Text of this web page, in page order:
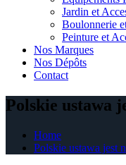
Jardin et
Boulonnerie
Peinture et
Nos Marques
Nos Dépôts
Contact
Polskie ustawa
Home
Polskie ustawa jest